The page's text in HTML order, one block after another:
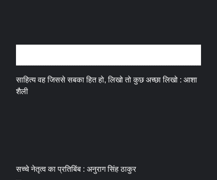
साहित्य वह जिससे सबका हित हो, लिखो तो कुछ अच्छा लिखो : आशा
शैली
सच्चे नेतृत्व का प्रतिबिंब : अनुराग सिंह ठाकुर